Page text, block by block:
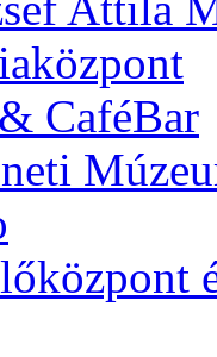
CaféBar